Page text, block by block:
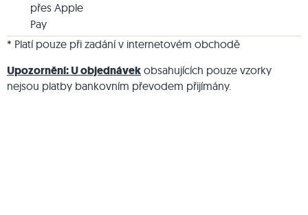
přes Apple
Pay
* Platí pouze při zadání v internetovém obchodě
Upozornění: U objednávek obsahujících pouze vzorky
nejsou platby bankovním převodem přijímány.